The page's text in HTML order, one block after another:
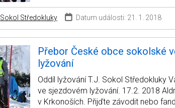
Sokol Středokluky Datum události: 21. 1. 2018
Přebor České obce sokolské
lyžování
Oddíl lyžování T.J. Sokol Středokluky
ve sjezdovém lyžování. 17.2. 2018
v Krkonoších. Přijďte závodit nebo